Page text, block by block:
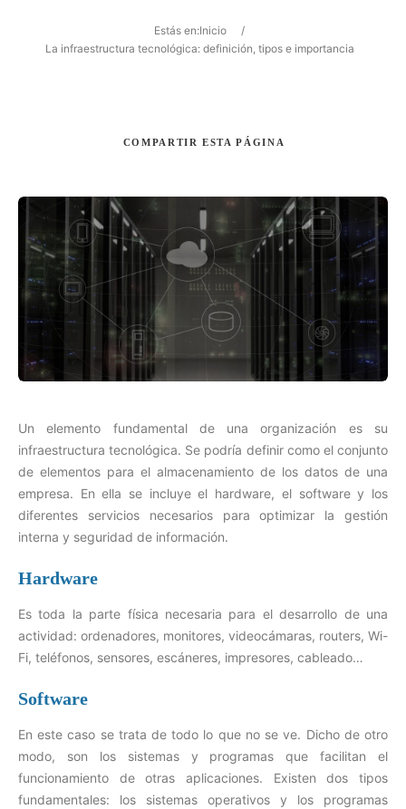
Buscar
Estás en:Inicio
/
La infraestructura tecnológica: definición, tipos e importancia
COMPARTIR ESTA PÁGINA
Un elemento fundamental de una organización es su
infraestructura tecnológica. Se podría definir como el conjunto
de elementos para el almacenamiento de los datos de una
empresa. En ella se incluye el hardware, el software y los
diferentes servicios necesarios para optimizar la gestión
interna y seguridad de información.
Hardware
Es toda la parte física necesaria para el desarrollo de una
actividad: ordenadores, monitores, videocámaras, routers, Wi-
Fi, teléfonos, sensores, escáneres, impresores, cableado…
Software
En este caso se trata de todo lo que no se ve. Dicho de otro
modo, son los sistemas y programas que facilitan el
funcionamiento de otras aplicaciones. Existen dos tipos
fundamentales: los sistemas operativos y los programas